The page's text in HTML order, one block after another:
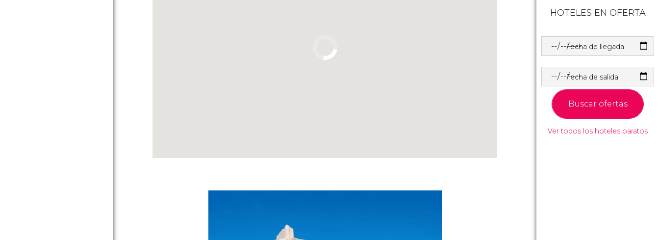
HOTELES EN OFERTA
Fecha de llegada
Fecha de salida
Buscar ofertas
Ver todos los hoteles baratos